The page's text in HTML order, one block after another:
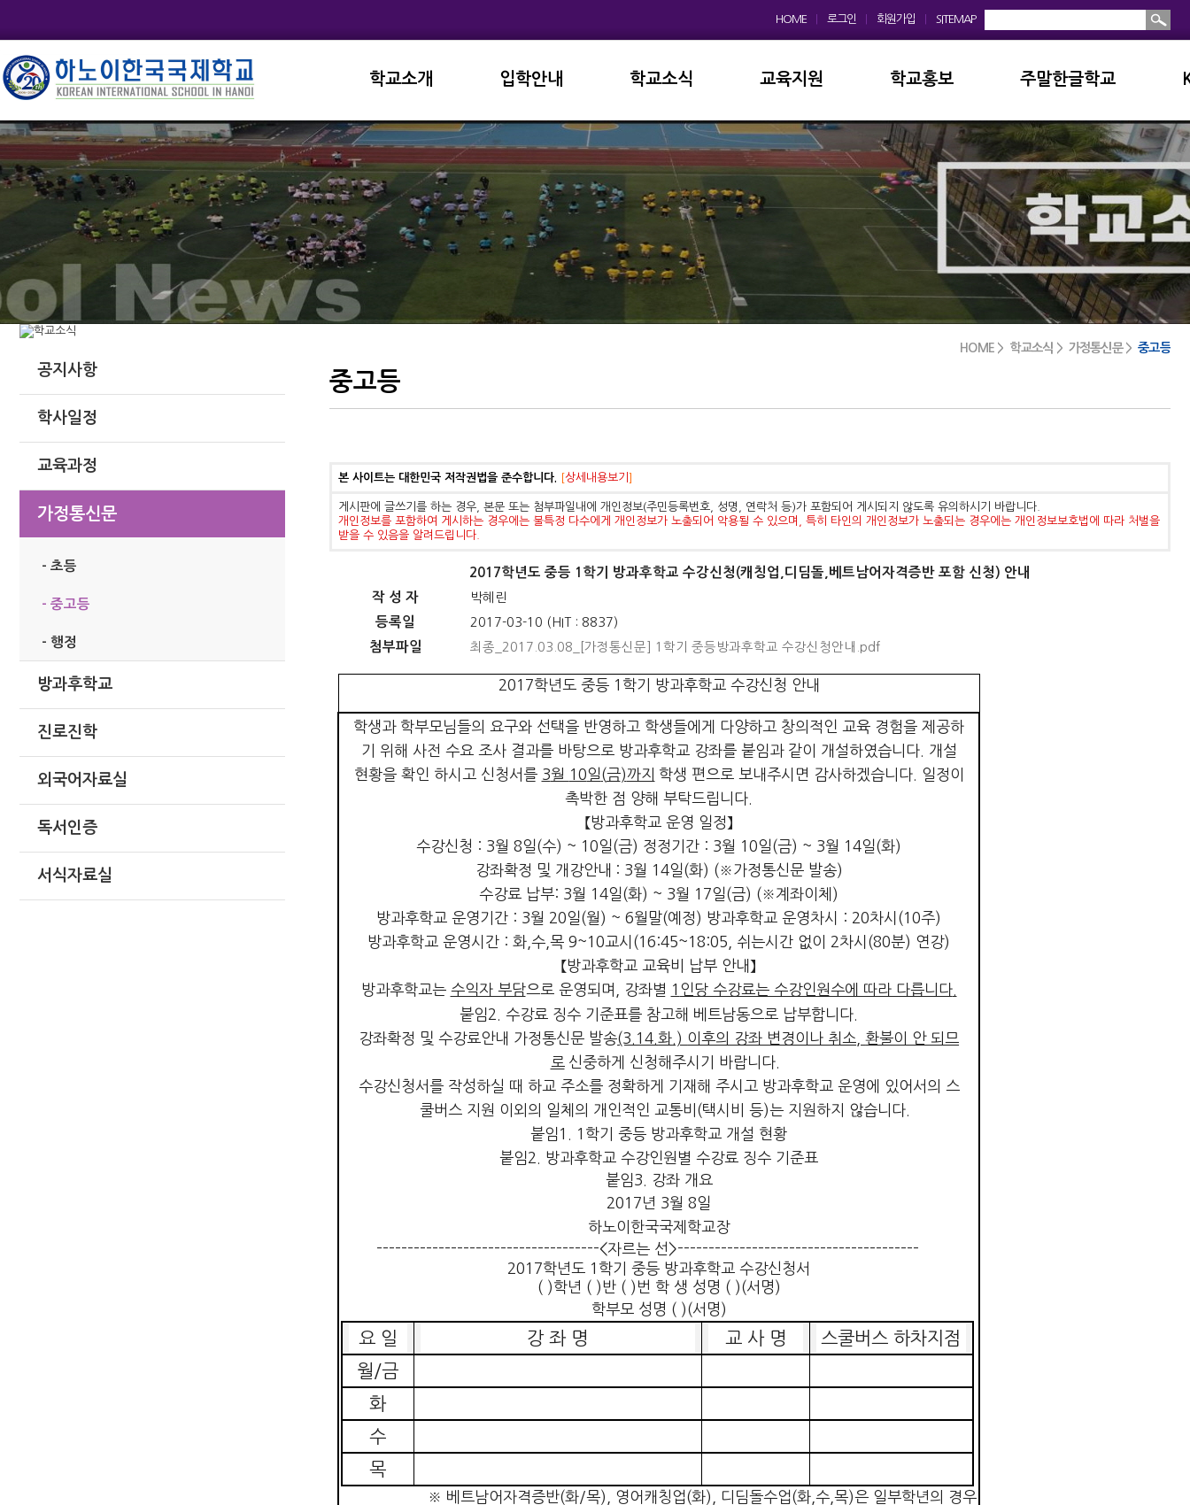
HOME 로그인 회원가입 SITEMAP
학교소개
교직원인사
학교상징
학교연혁
학교교육목표
학교현황
입학안내
중고등학교
학교소식
공지사항
학사일정
교육과정
가정통신문
방과후학교
외국어자료실
교육지원
이사회
학교운영위원회
학부모회
학교발전기금
학교홍보
학교앨범
홍보동영상
보도자료
디지털선도학교
주말한글학교
소개및현황
공지사항
입학안내
학교앨범
서식자료실
공지사항
학사일정
교육과정
가정통신문
- 초등
- 중고등
- 행정
방과후학교
진로진학
외국어자료실
독서인증
서식자료실
HOME > 학교소식 > 가정통신문 >중고등
중고등
본 사이트는 대한민국 저작권법을 준수합니다. [상세내용보기 ]
게시판에 글쓰기를 하는 경우, 본문 또는 첨부파일내에 개인정보(주민등록번호, 성명, 연락처 등)가 포함되어 게시되지 않도록 유의하시기 바랍니다.
개인정보를 포함하여 게시하는 경우에는 불특정 다수에게 개인정보가 노출되어 악용될 수 있으며, 특히 타인의 개인정보가 노출되는 경우에는 개인정보보호법에 따라 처벌을
받을 수 있음을 알려드립니다.
2017학년도 중등 1학기 방과후학교 수강신청(캐칭업,디딤돌,베트남어자격증반 포함 신청) 안내
작 성 자
박혜린
등록일 2017-03-10 (HIT : 8837)
첨부파일 최종_2017.03.08_[가정통신문] 1학기 중등방과후학교 수강신청안내.pdf
2017학년도 중등 1 학기 방과후학교 수강신청 안내
학생과 학부모님들의 요구와 선택을 반영하고 학생들에게 다양하고 창의적인 교육 경험을 제공하
기 위해 사전 수요 조사 결과를 바탕으로 방과후학교 강좌를 붙임과 같이 개설하였습니다. 개설
현황을 확인 하시고 신청서를 3월 10일(금)까지 학생 편으로 보내주시면 감사하겠습니다. 일정이
촉박한 점 양해 부탁드립니다
【방과후학교 운영 일정】
수강신청 : 3월 8일(수) ~ 10일(금) 정정기간 : 3월 10일(금) ~ 3월 14일(화)
강좌확정 및 개강안내 : 3월 14일(화) (※가정통신문 발송)
수강료 납부: 3월 14일(화) ~ 3월 17일(금) (※계좌이체 )
방과후학교 운영기간 : 3월 20일(월 ) ~ 6월말(예정 ) 방과후학교 운영차시 : 20차시 (10주)
방과후학교 운영시간 : 화 수 목 9~10 교시 (16:45~18:05, 쉬는시간 없이 2차시 (80분) 연강)
【방과후학교 교육비 납부 안내】
방과후학교는 수익자 부담으로 운영되며 강좌별 1 인당 수강료는 수강인원수에 따라 다릅니다.
붙임2. 수강료 징수 기준표를 참고해 베트남동으로 납부합니다
강좌확정 및 수강료안내 가정통신문 발송(3.14.화 .) 이후의 강좌 변경이나 취소 ,환불이 안 되므
로 신중하게 신청해주시기 바랍니다.
수강신청서를 작성하실 때 하교 주소를 정확하게 기재해 주시고 방과후학교 운영에 있어서의 스
쿨버스 지원 이외의 일체의 개인적인 교통비 (택시비 등)는 지원하지 않습니다.
붙임1. 1 학기 중등 방과후학교 개설 현황
붙임2. 방과후학교 수강인원별 수강료 징수 기준표
붙임3.
강좌 개요
2017년 3월 8일
하노이한국국제학교장
------------------------------------<자르는 선>---------------------------------------
2017학년도 1 학기 중등 방과후학교 수강신청서
( )학년 ( )반 ( ) 번 학 생 성명 ( )(서명 )
학부모 성명 ( )(서명 )
요 일 강 좌 명 교 사 명
스쿨버스 하차지점
월/금
화
수
목
※ 베트남어자격증반(화/목), 영어캐칭업(화), 디딤돌수업(화 ,수 ,목)은 일부학년의 경우